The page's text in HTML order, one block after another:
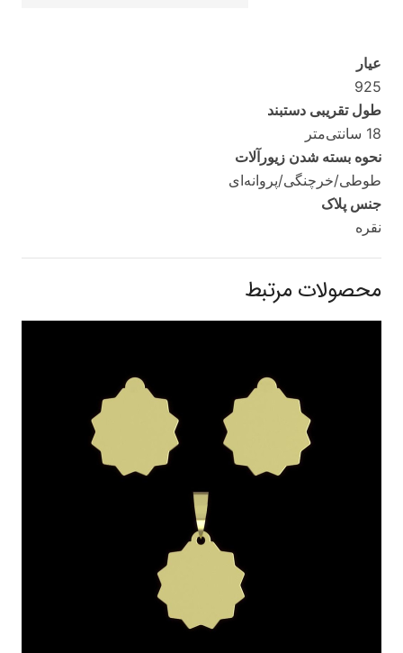
عیار
925
طول تقریبی دستبند
18 سانتی‌متر
نحوه بسته شدن زیورآلات
طوطی/خرچنگی/پروانه‌ای
جنس پلاک
نقره
محصولات مرتبط